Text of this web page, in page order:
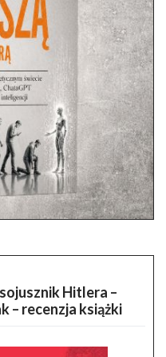
Hitlera –
– recenzja książki